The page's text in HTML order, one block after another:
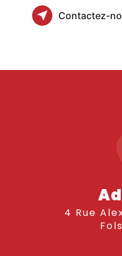
Contactez-
4 Rue Alex Dreux, 57730